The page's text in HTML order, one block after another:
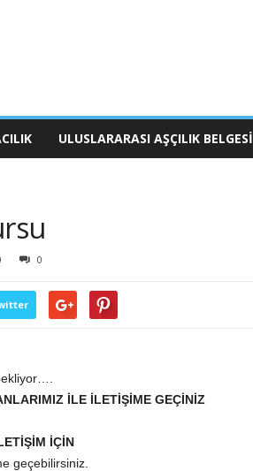
ULUSLARARASI AŞÇILIK BELGESI
0
İLE İLETİŞİME GEÇİNİZ
İÇİN
geçebilirsiniz.